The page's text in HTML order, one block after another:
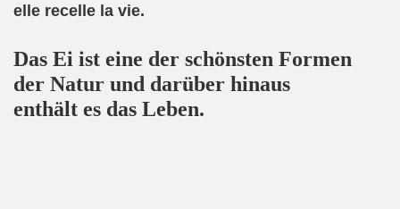
elle recelle la vie.
Das Ei ist eine der schönsten Formen
der Natur und darüber hinaus
enthält es das Leben.